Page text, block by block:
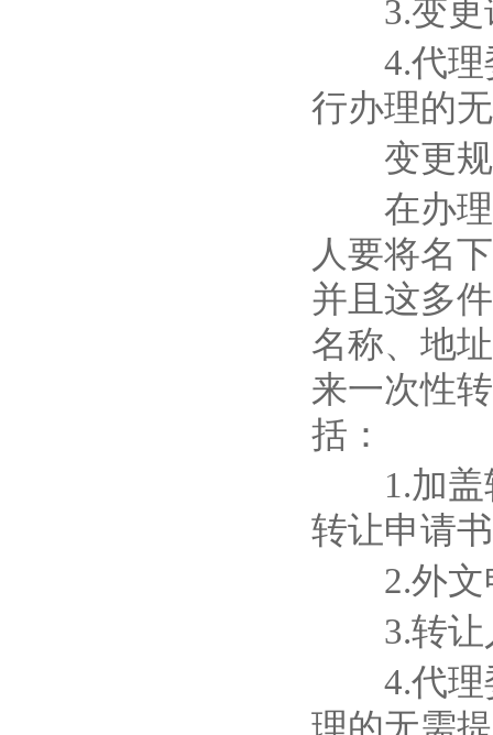
3.变更
4.代理委
行办理的
变更规
在办理
人要将名
并且这多
名称、地
来一次性
括：
1.加盖转
转让申请
2.外文
3.转让人
4.代理委
理的无需